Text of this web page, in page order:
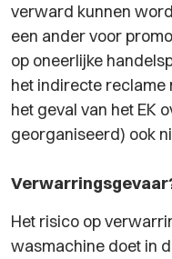
verward kunnen
een ander voor
op oneerlijke
het indirecte reclame
het geval van het EK
georganiseerd) ook
Het risico op
wasmachine doet in